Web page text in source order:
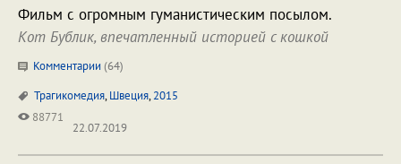
Фильм с огромным гуманистическим посылом.
Кот Бублик, впечатленный историей с кошкой
Комментарии (64)
Трагикомедия,Швеция,2015
88771
22.07.2019